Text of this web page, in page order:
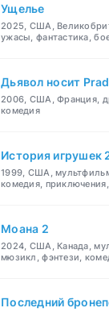
Ущелье
2025, США,
ужасы, фантастика,
Дьявол носит
2006, США, Франция,
комедия
История игрушек
1999, США,
комедия,
Моана 2
2024, США, Канада,
мюзикл, фэнтези,
Последний